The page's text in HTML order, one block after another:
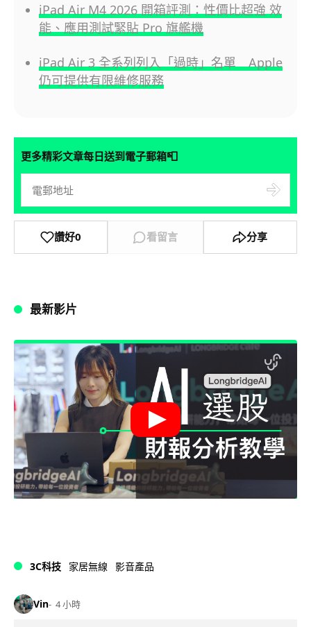
iPad Air M4 2026 開箱評測：性價比超強 效
能、應用測試緊貼 Pro 旗艦機
iPad Air 3 全系列列入「過時」名單 Apple
仍可提供有限維修服務
更多精彩文章每日送到電子郵箱📮
讚好0 看留言 分享
最新影片
3C科技 家居無線 影音產品
Vin 4 小時